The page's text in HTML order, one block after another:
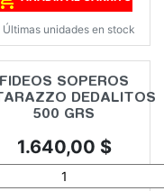
Últimas unidades en stock
FIDEOS SOPEROS
DEDALITOS
500 GRS
Precio
1.640,00 $